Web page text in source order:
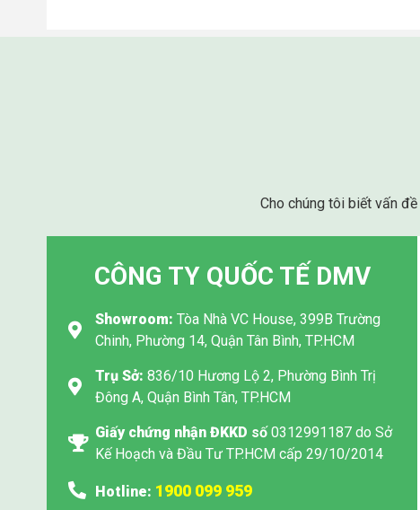
Cho chúng tôi biết vấn
CÔNG TY QUỐC TẾ DMV
Showroom: Tòa Nhà VC House, 399B Trường
Chinh, Phường 14, Quận Tân Bình, TP.HCM
Trụ Sở: 836/10 Hương Lộ 2, Phường Bình Trị
Đông A, Quận Bình Tân, TP.HCM
Giấy chứng nhận ĐKKD số0312991187 do Sở
Kế Hoạch và Đầu Tư TP.HCM cấp 29/10/2014
Hotline: 1900 099 959